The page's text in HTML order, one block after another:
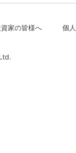
家の皆様へ 個